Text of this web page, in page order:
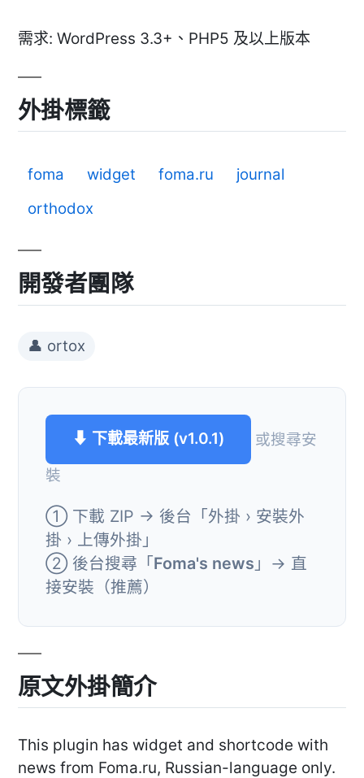
需求: WordPress 3.3+、PHP5 及以上版本
外掛標籤
foma widget foma.ru
journal
orthodox
開發者團隊
👤 ortox
⬇ 下載最新版 (v1.0.1)
或搜尋安
裝
① 下載 ZIP → 後台「外掛 › 安裝外
掛 › 上傳外掛」
② 後台搜尋「Foma's news 」→ 直
接安裝（推薦）
原文外掛簡介
This plugin has widget and shortcode with
news from Foma.ru, Russian-language only.